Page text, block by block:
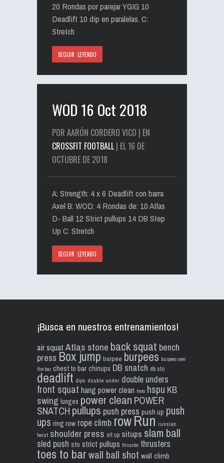
20 Rondas por parejar YGIG 10
Deadlift 10 dip en paralelas. C:
Stretch
SEGUIR LEYENDO
WOD 16 Oct 2018
POR AARÓN CORDERO VICO | EN
CROSSFIT FOOTBALL | EL 16 DE
OCTUBRE DE 2018
A: Strength: 4 x 6 Deadlift con barra
Axel B: WOD: 4 Rondas de: 10 Atlas
D- Ball 12 Strict pullups 14 DB Step
Up C: Stretch
SEGUIR LEYENDO
¡Busca en nuestros entrenamientos!
air squat Atlas stone back squat bench
press Box jump burpee burpees burpees over
the bar chest to bar chinups DB snatch db sto
deadlift dips double under double unders
front squat hang power clean hero hspu KB
swing lunges power clean POWER
SNATCH pullups push press push up push
ups ring row rope climb rowRun russian
twist shoulder press sit up situps slam ball
sled push sto strict pullups thruster thrusters
toes to barwall ball shot wall climb